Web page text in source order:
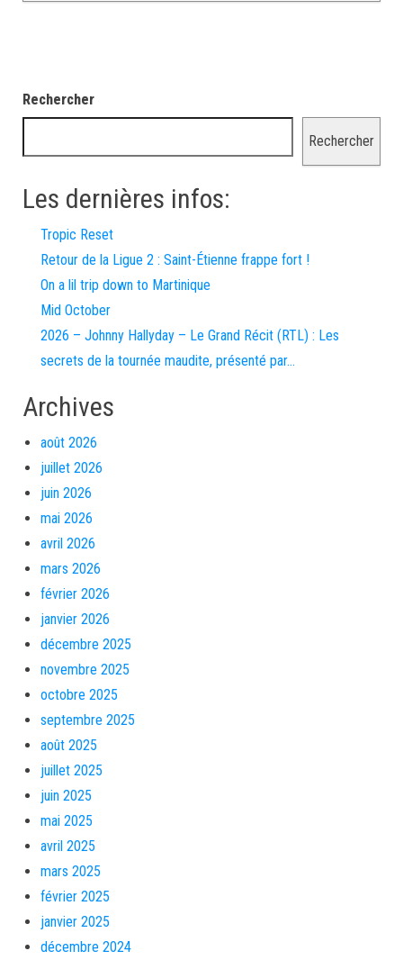
Rechercher
Rechercher
Les dernières infos:
Tropic Reset
Retour de la Ligue 2 : Saint-Étienne frappe fort !
On a lil trip down to Martinique
Mid October
2026 – Johnny Hallyday – Le Grand Récit (RTL) : Les
secrets de la tournée maudite, présenté par…
Archives
août 2026
juillet 2026
juin 2026
mai 2026
avril 2026
mars 2026
février 2026
janvier 2026
décembre 2025
novembre 2025
octobre 2025
septembre 2025
août 2025
juillet 2025
juin 2025
mai 2025
avril 2025
mars 2025
février 2025
janvier 2025
décembre 2024